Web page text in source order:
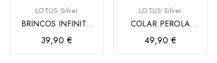
LOTUS Silver
BRINCOS INFINITO
LOTUS SILVER PRATA
39,90 €
LOTUS Silver
COLAR PEROLA
LOTUS SILVER PRATA
49,90 €